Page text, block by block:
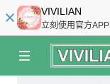
VIVILIAN
立刻使用官方APP